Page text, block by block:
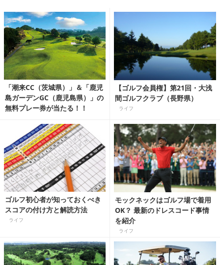
「潮来CC（茨城県）」＆「鹿児
島ガーデンGC（鹿児島県）」の
無料プレー券が当たる！！
【ゴルフ会員権】第21回・大浅
間ゴルフクラブ（長野県）
ライフ
ゴルフ初心者が知っておくべき
スコアの付け方と解読方法
ライフ
モックネックはゴルフ場で着用
OK？ 最新のドレスコード事情
を紹介
ライフ